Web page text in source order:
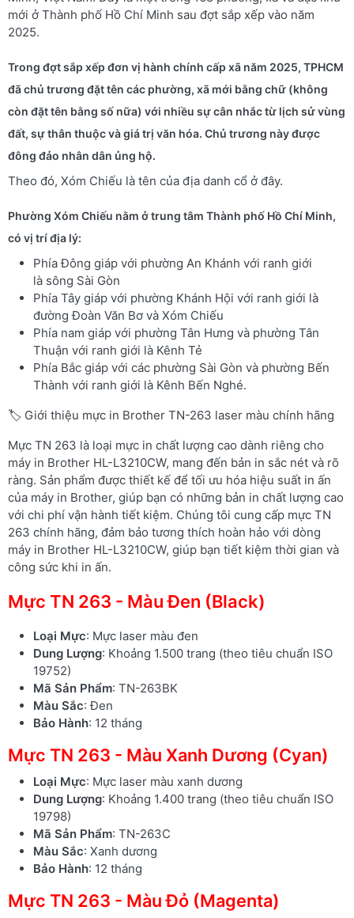
mới ở Thành phố Hồ Chí Minh sau đợt sắp xếp vào năm
2025.
Trong đợt sắp xếp đơn vị hành chính cấp xã năm 2025, TPHCM
đã chủ trương đặt tên các phường, xã mới bằng chữ (không
còn đặt tên bằng số nữa) với nhiều sự cân nhắc từ lịch sử vùng
đất, sự thân thuộc và giá trị văn hóa. Chủ trương này được
đông đảo nhân dân ủng hộ.
Theo đó, Xóm Chiếu là tên của địa danh cổ ở đây.
Phường Xóm Chiếu nằm ở trung tâm Thành phố Hồ Chí Minh,
có vị trí địa lý:
Phía Đông giáp với phường An Khánh với ranh giới
là sông Sài Gòn
Phía Tây giáp với phường Khánh Hội với ranh giới là
đường Đoàn Văn Bơ và Xóm Chiếu
Phía nam giáp với phường Tân Hưng và phường Tân
Thuận với ranh giới là Kênh Tẻ
Phía Bắc giáp với các phường Sài Gòn và phường Bến
Thành với ranh giới là Kênh Bến Nghé.
🏷️ Giới thiệu mực in Brother TN-263 laser màu chính hãng
Mực TN 263 là loại mực in chất lượng cao dành riêng cho
máy in Brother HL-L3210CW, mang đến bản in sắc nét và rõ
ràng. Sản phẩm được thiết kế để tối ưu hóa hiệu suất in ấn
của máy in Brother, giúp bạn có những bản in chất lượng cao
với chi phí vận hành tiết kiệm. Chúng tôi cung cấp mực TN
263 chính hãng, đảm bảo tương thích hoàn hảo với dòng
máy in Brother HL-L3210CW, giúp bạn tiết kiệm thời gian và
công sức khi in ấn.
Mực TN 263 - Màu Đen (Black)
Loại Mực: Mực laser màu đen
Dung Lượng: Khoảng 1.500 trang (theo tiêu chuẩn ISO
19752)
Mã Sản Phẩm: TN-263BK
Màu Sắc: Đen
Bảo Hành: 12 tháng
Mực TN 263 - Màu Xanh Dương (Cyan)
Loại Mực: Mực laser màu xanh dương
Dung Lượng: Khoảng 1.400 trang (theo tiêu chuẩn ISO
19798)
Mã Sản Phẩm: TN-263C
Màu Sắc: Xanh dương
Bảo Hành: 12 tháng
Mực TN 263 - Màu Đỏ (Magenta)